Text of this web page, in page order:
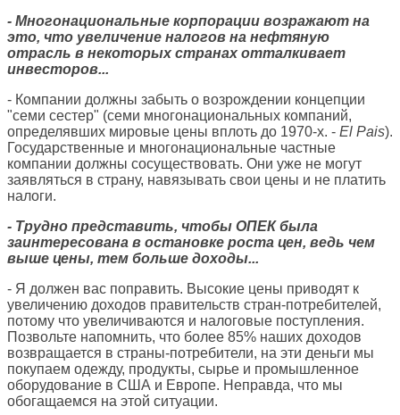
- Многонациональные корпорации возражают на
это, что увеличение налогов на нефтяную
отрасль в некоторых странах отталкивает
инвесторов...
- Компании должны забыть о возрождении концепции
"семи сестер" (семи многонациональных компаний,
определявших мировые цены вплоть до 1970-х. - El Pais).
Государственные и многонациональные частные
компании должны сосуществовать. Они уже не могут
заявляться в страну, навязывать свои цены и не платить
налоги.
- Трудно представить, чтобы ОПЕК была
заинтересована в остановке роста цен, ведь чем
выше цены, тем больше доходы...
- Я должен вас поправить. Высокие цены приводят к
увеличению доходов правительств стран-потребителей,
потому что увеличиваются и налоговые поступления.
Позвольте напомнить, что более 85% наших доходов
возвращается в страны-потребители, на эти деньги мы
покупаем одежду, продукты, сырье и промышленное
оборудование в США и Европе. Неправда, что мы
обогащаемся на этой ситуации.